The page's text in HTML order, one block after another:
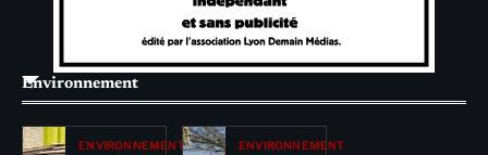
Environnement
ENVIRONNEMENT
ENVIRONNEMENT